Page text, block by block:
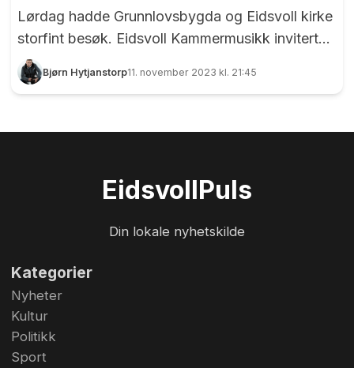
Lørdag hadde Grunnlovsbygda og Eidsvoll kirke
storfint besøk. Eidsvoll Kammermusikk inviterte
til konsert med Det Norske Jentekor og Stian
Carstensen, og vi kan slippe katta ut av sekken
korets mangeårige kunstneriske leder og dirigent
Bjørn Hytjanstorp11. november 2023 kl. 21:45
EidsvollPuls
Din lokale nyhetskilde
Kategorier
Nyheter
Kultur
Politikk
Sport